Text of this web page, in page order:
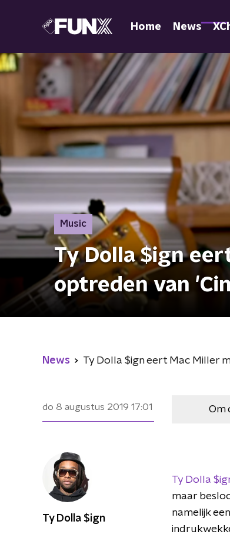
Home News
Music
Ty Dolla $ign
optreden van
News Ty Dolla $ign eert Mac Miller
do 8 augustus 2019 17:01 Om
Ty Dolla
maar
namelijk
Ty Dolla $ign